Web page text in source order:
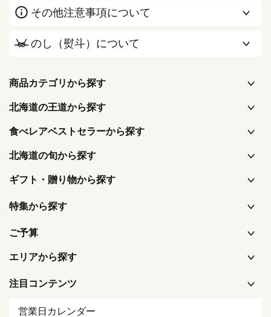
その他注意事項について
のし（熨斗）について
商品カテゴリから探す
北海道の王道から探す
食べレアベストセラーから探す
北海道の旬から探す
ギフト・贈り物から探す
特集から探す
ご予算
エリアから探す
注目コンテンツ
営業日カレンダー